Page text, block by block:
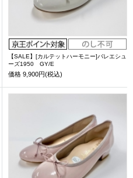
【SALE】[カルテットハーモニー]バレエシュ
ーズ1950 GY/E
価格 9,900円(税込)